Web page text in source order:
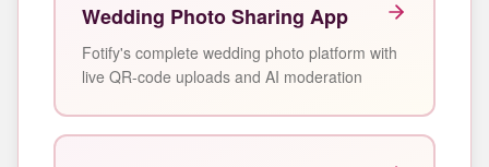
Wedding Photo Sharing App
Fotify's complete wedding photo platform with
live QR-code uploads and AI moderation